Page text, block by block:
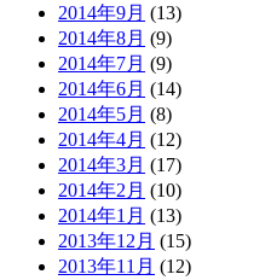
2014年9月 (13)
2014年8月 (9)
2014年7月 (9)
2014年6月 (14)
2014年5月 (8)
2014年4月 (12)
2014年3月 (17)
2014年2月 (10)
2014年1月 (13)
2013年12月 (15)
2013年11月 (12)